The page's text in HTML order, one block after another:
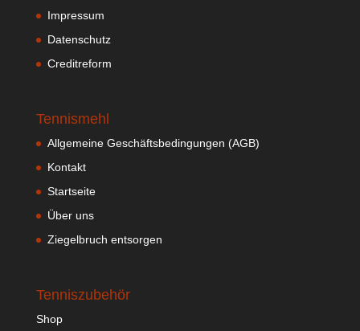
Impressum
Datenschutz
Creditreform
Tennismehl
Allgemeine Geschäftsbedingungen (AGB)
Kontakt
Startseite
Über uns
Ziegelbruch entsorgen
Tenniszubehör
Shop